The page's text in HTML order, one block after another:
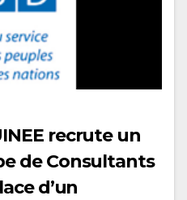
recrute un
de Consultants
d’un